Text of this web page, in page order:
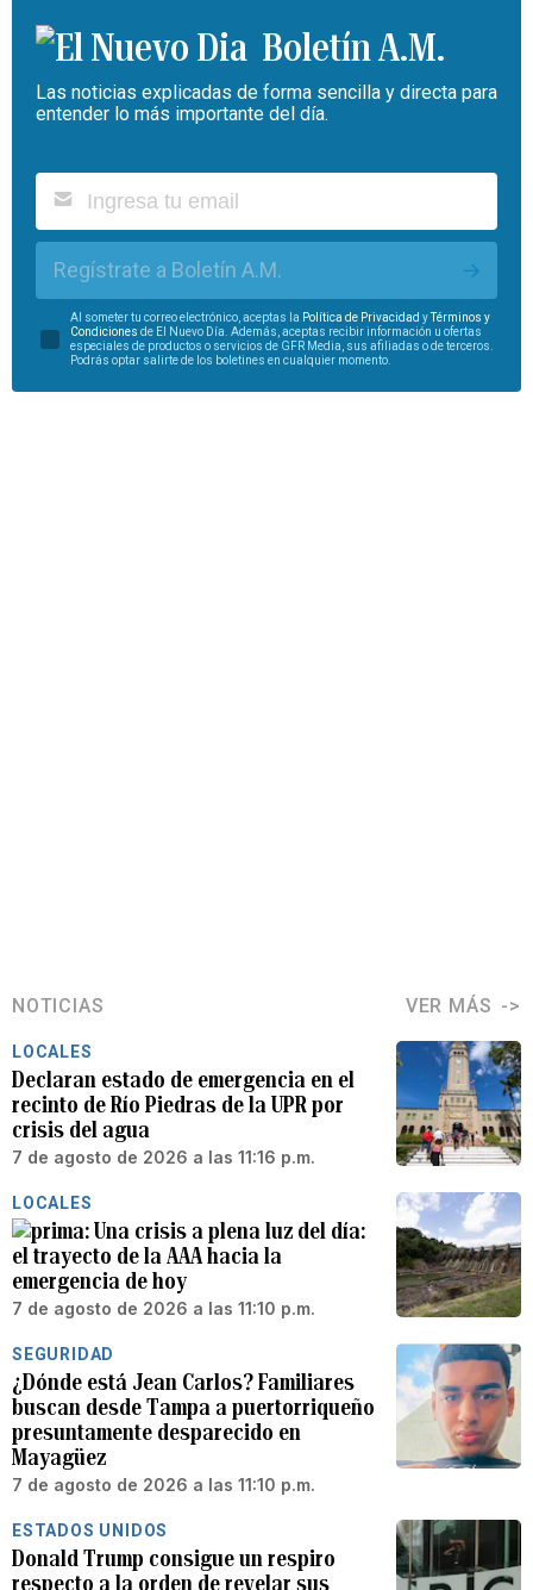
Boletín A.M.
Las noticias explicadas de forma sencilla y directa para
entender lo más importante del día.
Regístrate a Boletín A.M.
Al someter tu correo electrónico, aceptas la Política de Privacidad y
Términos y
Condiciones de El Nuevo Día. Además, aceptas recibir información u ofertas
especiales de productos o servicios de GFR Media, sus afiliadas o de terceros.
Podrás optar salirte de los boletines en cualquier momento.
NOTICIAS VER MÁS
LOCALES
Declaran estado de emergencia en el
recinto de Río Piedras de la UPR por
crisis del agua
7 de agosto de 2026 a las 11:16 p.m.
LOCALES
Una crisis a plena luz del día:
el trayecto de la AAA hacia la
emergencia de hoy
7 de agosto de 2026 a las 11:10 p.m.
SEGURIDAD
¿Dónde está Jean Carlos? Familiares
buscan desde Tampa a puertorriqueño
presuntamente desparecido en
Mayagüez
7 de agosto de 2026 a las 11:10 p.m.
ESTADOS UNIDOS
Donald Trump consigue un respiro
respecto a la orden de revelar sus